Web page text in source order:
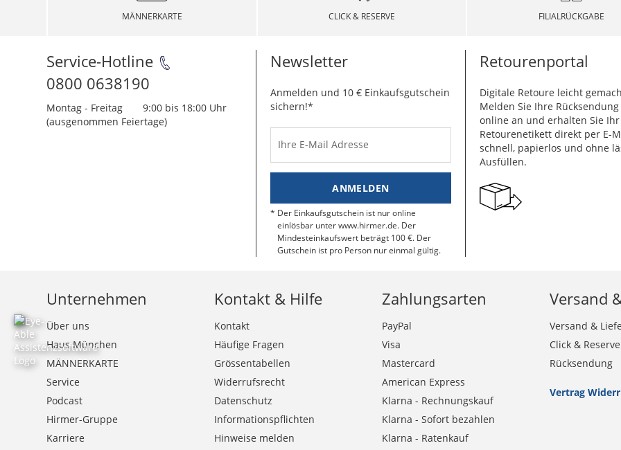
MÄNNERKARTE CLICK & RESERVE FILIALRÜCKGABE
Service-Hotline
0800 0638190
Montag - Freitag
9:00 bis 18:00 Uhr
(ausgenommen Feiertage)
Newsletter
Anmelden und 10 € Einkaufsgutschein
sichern!*
Ihre E-Mail Adresse
ANMELDEN
Der Einkaufsgutschein ist nur online
einlösbar unter www.hirmer.de. Der
Mindesteinkaufswert beträgt 100 €. Der
Gutschein ist pro Person nur einmal gültig.
Retourenportal
Digitale Retoure leicht
Melden Sie Ihre
online an und erhalten Sie Ihr
Retourenetikett direkt per E-
schnell, papierlos und ohne
Ausfüllen.
Unternehmen
Über uns
Haus München
MÄNNERKARTE
Service
Podcast
Hirmer-Gruppe
Karriere
Kontakt & Hilfe
Kontakt
Häufige Fragen
Grössentabellen
Widerrufsrecht
Datenschutz
Informationspflichten
Hinweise melden
Zahlungsarten
PayPal
Visa
Mastercard
American Express
Klarna - Rechnungskauf
Klarna - Sofort bezahlen
Klarna - Ratenkauf
Versand
Versand &
Click & Reserve
Rücksendung
Vertrag